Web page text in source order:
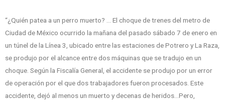
“¿Quién patea a un perro muerto? … El choque de trenes del metro de
Ciudad de México ocurrido la mañana del pasado sábado 7 de enero en
un túnel de la Línea 3, ubicado entre las estaciones de Potrero y La Raza,
se produjo por el alcance entre dos máquinas que se tradujo en un
choque. Según la Fiscalía General, el accidente se produjo por un error
de operación por el que dos trabajadores fueron procesados. Este
accidente, dejó al menos un muerto y decenas de heridos…Pero,